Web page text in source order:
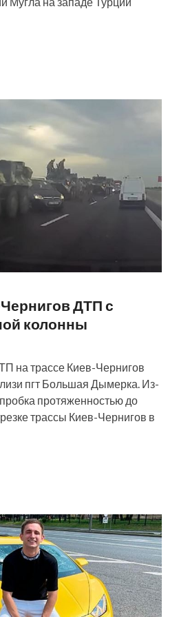
ДТП с
колонны
на трассе Киев-Чернигов
пгт Большая Дымерка. Из-
протяженностью до
трассы Киев-Чернигов в